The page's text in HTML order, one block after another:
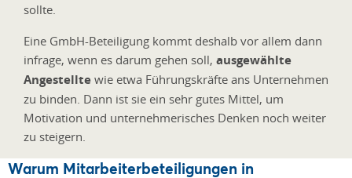
sollte.
Eine GmbH-Beteiligung kommt deshalb vor allem dann
infrage, wenn es darum gehen soll, ausgewählte
Angestellte wie etwa Führungskräfte ans Unternehmen
zu binden. Dann ist sie ein sehr gutes Mittel, um
Motivation und unternehmerisches Denken noch weiter
zu steigern.
Warum Mitarbeiterbeteiligungen in